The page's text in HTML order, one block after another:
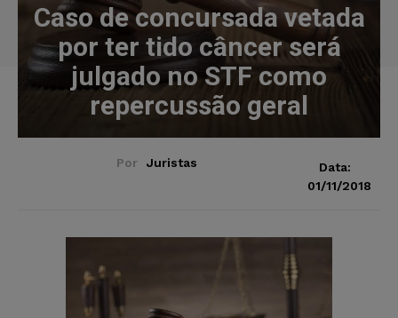
Caso de concursada vetada
por ter tido câncer será
julgado no STF como
repercussão geral
Por Juristas
Data:
01/11/2018